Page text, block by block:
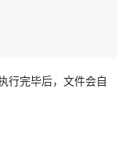
行完毕后，文件会自